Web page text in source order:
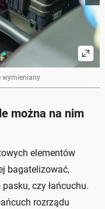
wymieniany
można na nim
elementów
bagatelizować,
czy łańcuchu.
rozrządu